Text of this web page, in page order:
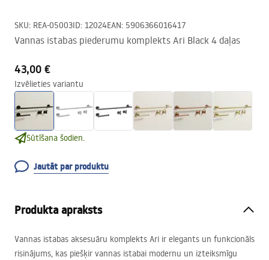
SKU: REA-05003ID: 12024EAN: 5906366016417
Vannas istabas piederumu komplekts Ari Black 4 daļas
43,00 €
Izvēlieties variantu
Sūtīšana šodien.
Jautāt par produktu
Produkta apraksts
Vannas istabas aksesuāru komplekts Ari ir elegants un funkcionāls
risinājums, kas piešķir vannas istabai modernu un izteiksmīgu